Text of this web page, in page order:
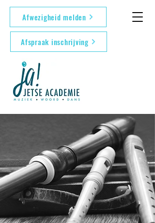
Afwezigheid melden
Afspraak inschrijving